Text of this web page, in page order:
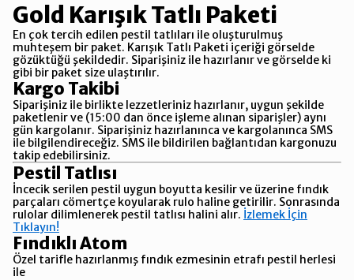
Gold Karışık Tatlı Paketi
En çok tercih edilen pestil tatlıları ile oluşturulmuş
muhteşem bir paket. Karışık Tatlı Paketi içeriği görselde
gözüktüğü şekildedir. Siparişiniz ile hazırlanır ve görselde ki
gibi bir paket size ulaştırılır.
Kargo Takibi
Siparişiniz ile birlikte lezzetleriniz hazırlanır, uygun şekilde
paketlenir ve (15:00 dan önce işleme alınan siparişler) aynı
gün kargolanır. Siparişiniz hazırlanınca ve kargolanınca SMS
ile bilgilendireceğiz. SMS ile bildirilen bağlantıdan kargonuzu
takip edebilirsiniz.
Pestil Tatlısı
İncecik serilen pestil uygun boyutta kesilir ve üzerine fındık
parçaları cömertçe koyularak rulo haline getirilir. Sonrasında
rulolar dilimlenerek pestil tatlısı halini alır. İzlemek İçin
Tıklayın!
Fındıklı Atom
Özel tarifle hazırlanmış fındık ezmesinin etrafı pestil herlesi
ile